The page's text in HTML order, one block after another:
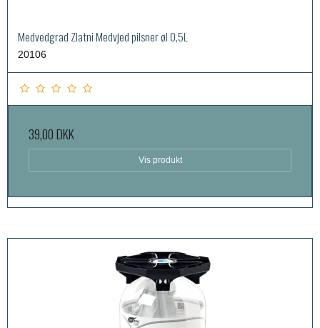
Medvedgrad Zlatni Medvjed pilsner øl 0,5L
20106
39,00 DKK
Vis produkt